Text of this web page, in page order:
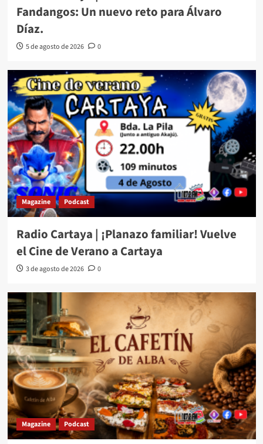
Fandangos: Un nuevo reto para Álvaro
Díaz.
5 de agosto de 2026 0
Magazine Podcast
Radio Cartaya | ¡Planazo familiar! Vuelve
el Cine de Verano a Cartaya
3 de agosto de 2026 0
Magazine Podcast